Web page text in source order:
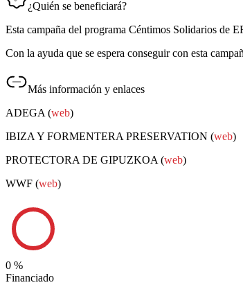
¿Quién se beneficiará?
Esta campaña del programa Céntimos Solidarios
Con la ayuda que se espera conseguir con esta
Más información y enlaces
ADEGA (web)
IBIZA Y FORMENTERA PRESERVATION (web)
PROTECTORA DE GIPUZKOA (web)
WWF (web)
0 %
Financiado